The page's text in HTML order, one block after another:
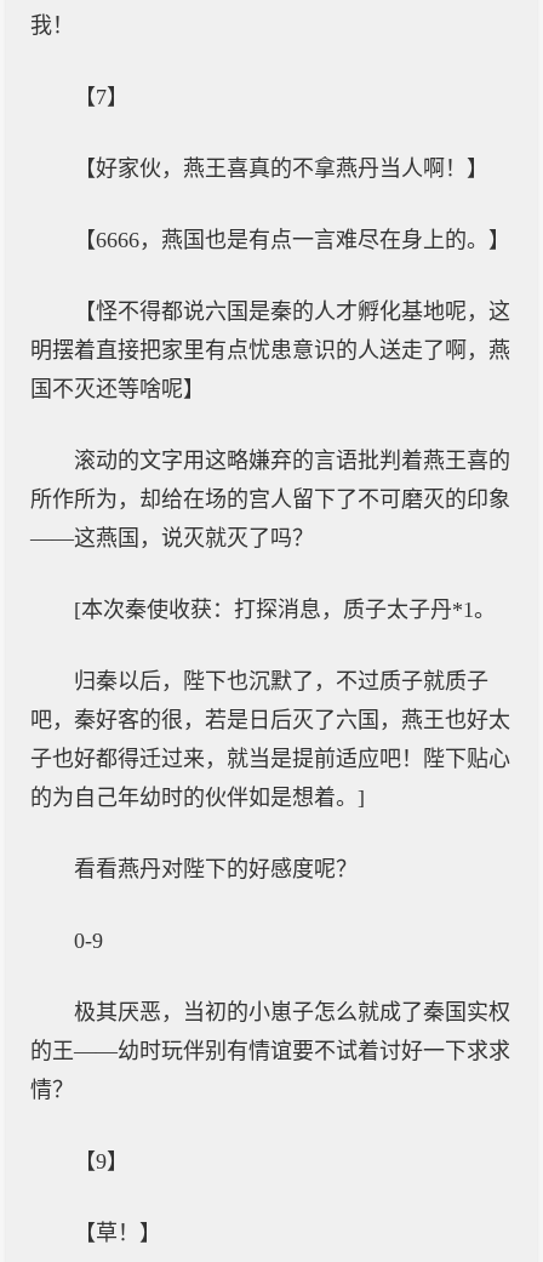
我！
【7】
【好家伙，燕王喜真的不拿燕丹当人啊！】
【6666，燕国也是有点一言难尽在身上的。】
【怪不得都说六国是秦的人才孵化基地呢，这
明摆着直接把家里有点忧患意识的人送走了啊，燕
国不灭还等啥呢】
滚动的文字用这略嫌弃的言语批判着燕王喜的
所作所为，却给在场的宫人留下了不可磨灭的印象
——这燕国，说灭就灭了吗？
[本次秦使收获：打探消息，质子太子丹*1。
归秦以后，陛下也沉默了，不过质子就质子
吧，秦好客的很，若是日后灭了六国，燕王也好太
子也好都得迁过来，就当是提前适应吧！陛下贴心
的为自己年幼时的伙伴如是想着。]
看看燕丹对陛下的好感度呢？
0-9
极其厌恶，当初的小崽子怎么就成了秦国实权
的王——幼时玩伴别有情谊要不试着讨好一下求求
情？
【9】
【草！】